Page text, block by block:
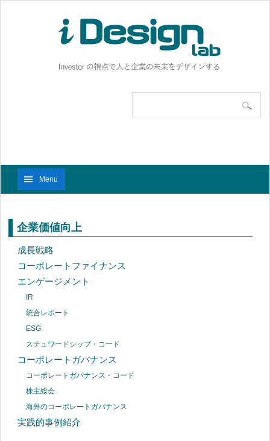
Menu
企業価値向上
成長戦略
コーポレートファイナンス
エンゲージメント
IR
統合レポート
ESG
スチュワードシップ・コード
コーポレートガバナンス
コーポレートガバナンス・コード
株主総会
海外のコーポレートガバナンス
実践的事例紹介